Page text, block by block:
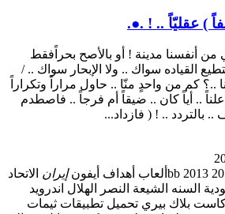
) عقليّاً .. ! .●.
من أنفسنا مدينة ! أو بالأصح بحراًفقط
القياده سواك .. ولا الإبحار سواك .. /
..؟ كم من واحدٍ منّا .. حاول مراراً وتكراراً
.. أياً كان .. ضيقاً أم فرجاً .. فاصطدم
.. بالتردد .. ! ( فازداد...
2013
bb ألعاب أهداف أيفونإيران الاتحاد
السنه الشيعة النصر الهلال اندرويد
بلاك بيري تحميل تطبيقات ثيمات